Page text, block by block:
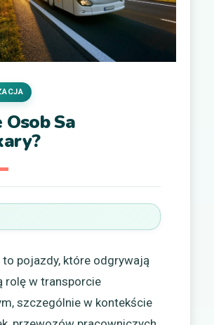
Osob Sa
to pojazdy, które odgrywają
rolę w transporcie
szczególnie w kontekście